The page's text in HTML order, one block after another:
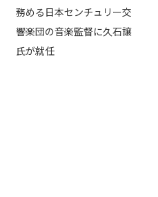
務める日本センチュリー交
響楽団の音楽監督に久石譲
氏が就任